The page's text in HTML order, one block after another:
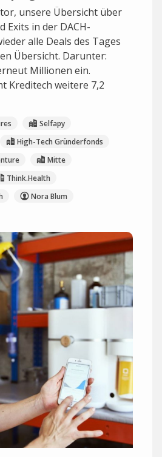
unsere Übersicht über
Exits in der DACH-
alle Deals des Tages
Übersicht. Darunter:
Millionen ein.
Kreditech weitere 7,2
Selfapy
High-Tech Gründerfonds
Mitte
Think.Health
Nora Blum